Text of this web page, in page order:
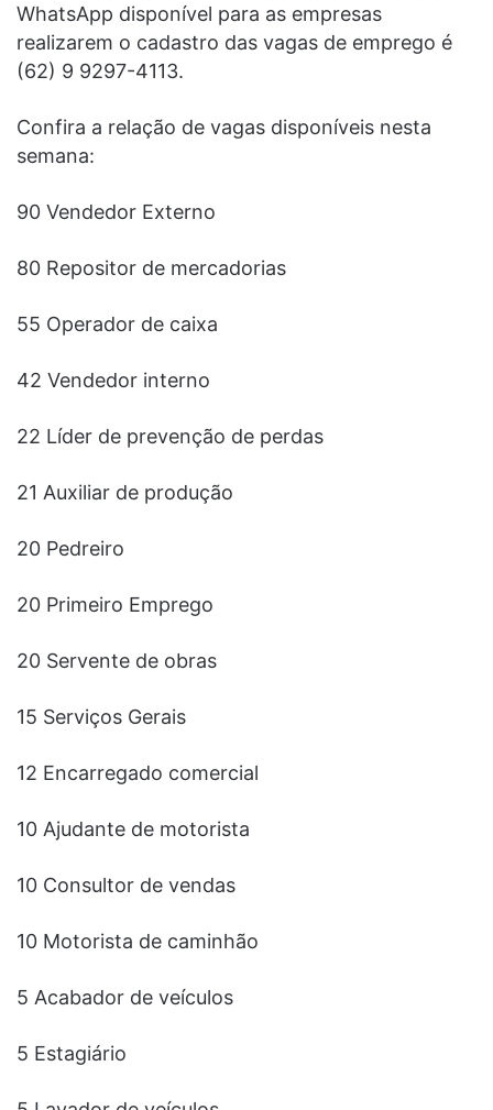
WhatsApp disponível para as empresas
realizarem o cadastro das vagas de emprego é
(62) 9 9297-4113.
Confira a relação de vagas disponíveis nesta
semana:
90 Vendedor Externo
80 Repositor de mercadorias
55 Operador de caixa
42 Vendedor interno
22 Líder de prevenção de perdas
21 Auxiliar de produção
20 Pedreiro
20 Primeiro Emprego
20 Servente de obras
15 Serviços Gerais
12 Encarregado comercial
10 Ajudante de motorista
10 Consultor de vendas
10 Motorista de caminhão
5 Acabador de veículos
5 Estagiário